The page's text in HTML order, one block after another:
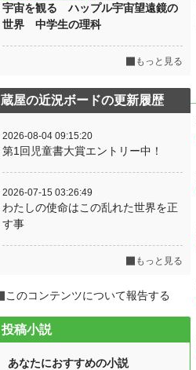
宇宙を観る ハップル宇宙望遠鏡の
世界 中学生の理科
もっと見る
蔵屋の近況ボードの更新履歴
2026-08-04 09:15:20
第1回児童書大賞エントリー中！
2026-07-15 03:26:49
わたしの使命はこの乱れた世界を正
す事
もっと見る
このコンテンツについて報告する
投稿小説
あなたにおすすめの小説